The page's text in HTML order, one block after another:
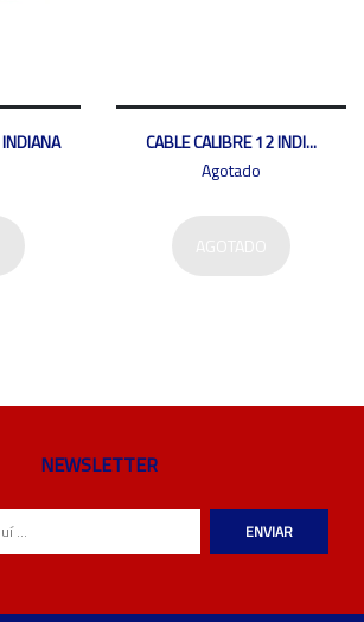
CABLE CALIBRE 12 INDI...
Agotado
NEWSLETTER
ENVIAR